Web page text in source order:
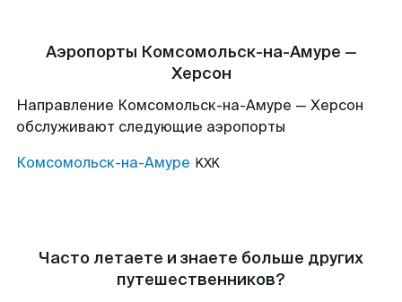
Аэропорты Комсомольск-на-Амуре —
Херсон
Направление Комсомольск-на-Амуре — Херсон
обслуживают следующие аэропорты
Комсомольск-на-Амуре KXK
Часто летаете и знаете больше других
путешественников?